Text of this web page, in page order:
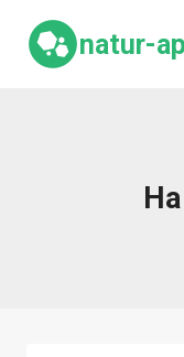
содержимому
natur-